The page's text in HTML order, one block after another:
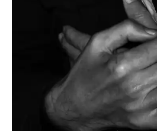
Sokaeiko